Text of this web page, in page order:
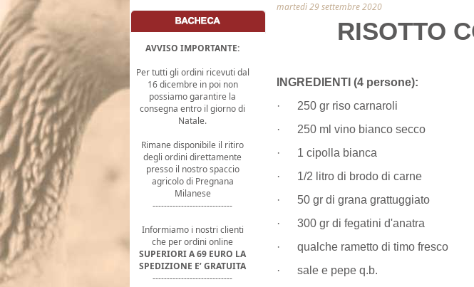
AVVISO IMPORTANTE:
Per tutti gli ordini ricevuti dal
16 dicembre in poi non
possiamo garantire la
consegna entro il giorno di
Natale.
Rimane disponibile il ritiro
degli ordini direttamente
presso il nostro spaccio
agricolo di Pregnana
Milanese
----------------------------
Informiamo i nostri clienti
che per ordini online
SUPERIORI A 69 EURO LA
SPEDIZIONE E’ GRATUITA
----------------------------
martedì 29 settembre 2020
RISOTTO
INGREDIENTI (4 persone):
· 250 gr riso carnaroli
· 250 ml vino bianco secco
· 1 cipolla bianca
· 1/2 litro di brodo di carne
· 50 gr di grana grattuggiato
· 300 gr di fegatini d'anatra
· qualche rametto di timo fresco
· sale e pepe q.b.